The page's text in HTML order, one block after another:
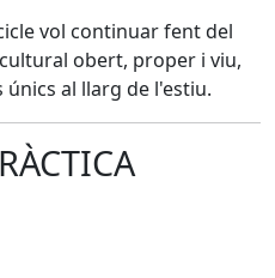
vol continuar fent del
obert, proper i viu,
al llarg de l'estiu.